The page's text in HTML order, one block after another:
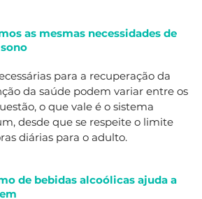
as mesmas necessidades de
para a recuperação da
da saúde podem variar entre os
o que vale é o sistema
desde que se respeite o limite
diárias para o adulto.
de bebidas alcoólicas ajuda a